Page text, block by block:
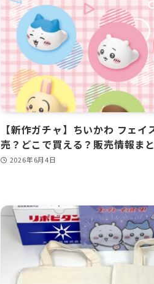
【新作ガチャ】ちいかわ フェイ
売？どこで買える？販売情報ま
2026年6月4日